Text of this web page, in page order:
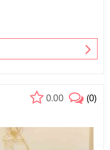
0.00 (0)